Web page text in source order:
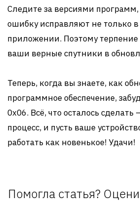
Следите за версиями
ошибку исправляют не только
приложении. Поэтому терпение
ваши верные спутники в
Теперь, когда вы знаете, как
программное обеспечение,
0x06. Всё, что осталось сделать
процесс, и пусть ваше
работать как новенькое! Удачи!
Помогла статья?